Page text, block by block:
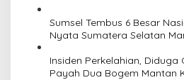
Sumsel Tembus 6 Besar
Nyata Sumatera Selatan
Insiden Perkelahian, Diduga
Payah Dua Bogem Mantan